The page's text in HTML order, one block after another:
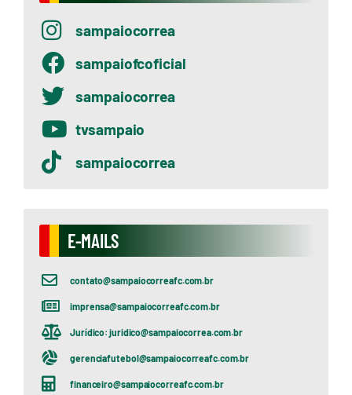
sampaiocorrea
sampaiofcoficial
sampaiocorrea
tvsampaio
sampaiocorrea
E-MAILS
contato@sampaiocorreafc.com.br
imprensa@sampaiocorreafc.com.br
Jurídico: juridico@sampaiocorrea.com.br
gerenciafutebol@sampaiocorreafc.com.br
financeiro@sampaiocorreafc.com.br